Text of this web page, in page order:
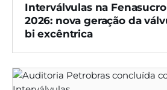
Interválvulas na
2026: nova geração da
bi excêntrica